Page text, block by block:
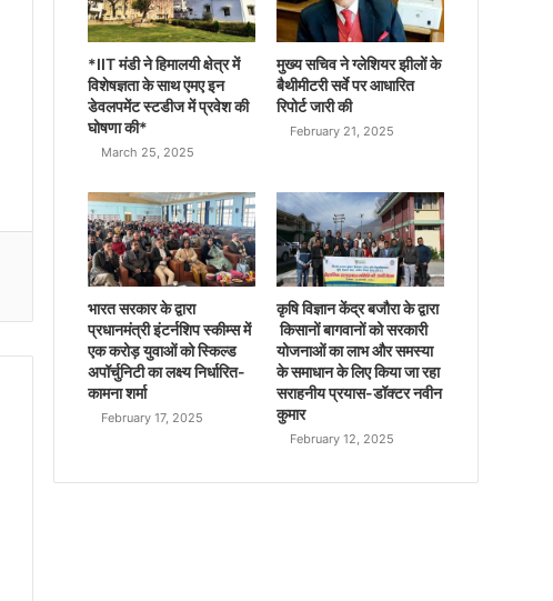
*IIT मंडी ने हिमालयी क्षेत्र में
विशेषज्ञता के साथ एमए इन
डेवलपमेंट स्टडीज में प्रवेश की
घोषणा की*
March 25, 2025
मुख्य सचिव ने ग्लेशियर झीलों के
बैथीमीटरी सर्वे पर आधारित
रिपोर्ट जारी की
February 21, 2025
भारत सरकार के द्वारा
प्रधानमंत्री इंटर्नशिप स्कीम्स में
एक करोड़ युवाओं को स्किल्ड
अपॉर्चुनिटी का लक्ष्य निर्धारित-
कामना शर्मा
February 17, 2025
कृषि विज्ञान केंद्र बजौरा के द्वारा
किसानों बागवानों को सरकारी
योजनाओं का लाभ और समस्या
के समाधान के लिए किया जा रहा
सराहनीय प्रयास-डॉक्टर नवीन
कुमार
February 12, 2025